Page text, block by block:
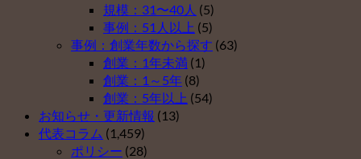
は
（そ
の
３）
は
ベ
ス
ト
５
（そ
の
２）
は
規模：31〜40人 (5)
事例：51人以上 (5)
事例：創業年数から探す (63)
創業：1年未満 (1)
創業：1～5年 (8)
創業：5年以上 (54)
お知らせ・更新情報 (13)
代表コラム (1,459)
ポリシー (28)